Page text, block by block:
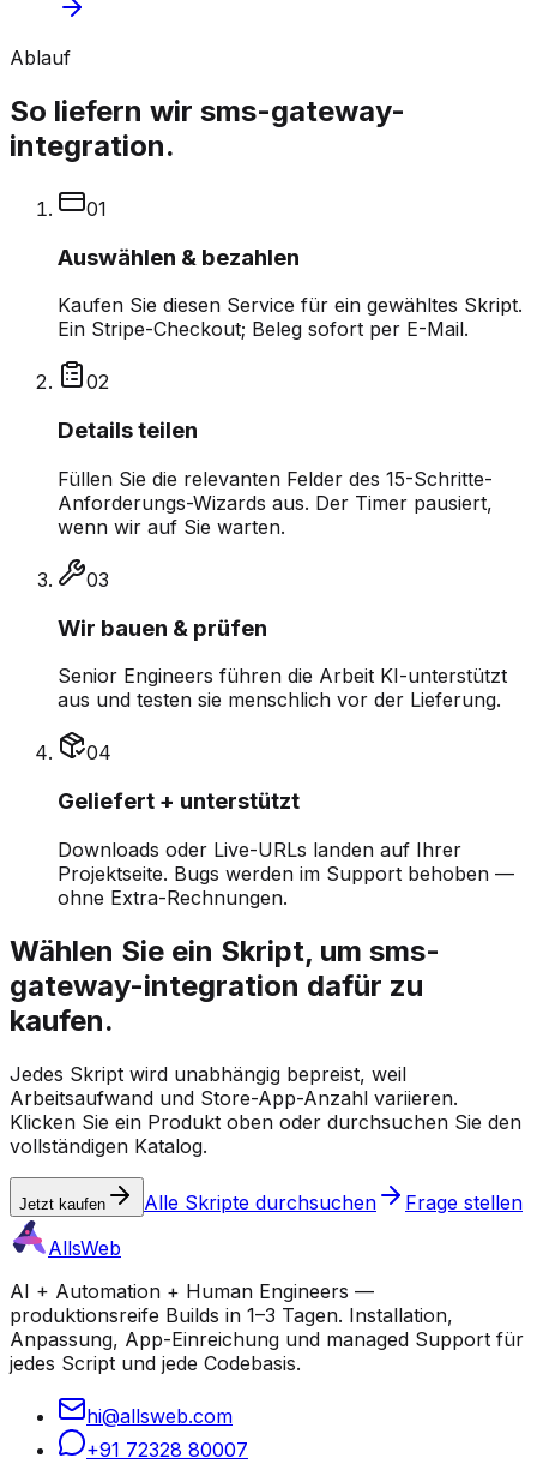
Ablauf
So liefern wir sms-gateway-
integration.
01
Auswählen & bezahlen
Kaufen Sie diesen Service für ein gewähltes Skript.
Ein Stripe-Checkout; Beleg sofort per E-Mail.
02
Details teilen
Füllen Sie die relevanten Felder des 15-Schritte-
Anforderungs-Wizards aus. Der Timer pausiert,
wenn wir auf Sie warten.
03
Wir bauen & prüfen
Senior Engineers führen die Arbeit KI-unterstützt
aus und testen sie menschlich vor der Lieferung.
04
Geliefert + unterstützt
Downloads oder Live-URLs landen auf Ihrer
Projektseite. Bugs werden im Support behoben —
ohne Extra-Rechnungen.
Wählen Sie ein Skript, um sms-
gateway-integration dafür zu
kaufen.
Jedes Skript wird unabhängig bepreist, weil
Arbeitsaufwand und Store-App-Anzahl variieren.
Klicken Sie ein Produkt oben oder durchsuchen Sie den
vollständigen Katalog.
Jetzt kaufen Alle Skripte durchsuchen
Frage stellen
AllsWeb
AI + Automation + Human Engineers —
produktionsreife Builds in 1–3 Tagen. Installation,
Anpassung, App-Einreichung und managed Support für
jedes Script und jede Codebasis.
hi@allsweb.com
+91 72328 80007